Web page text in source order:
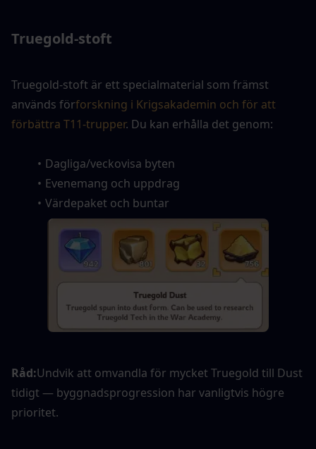
Truegold-stoft
Truegold-stoft är ett specialmaterial som främst
används förforskning i Krigsakademin och för att
förbättra T11-trupper. Du kan erhålla det genom:
Dagliga/veckovisa byten
Evenemang och uppdrag
Värdepaket och buntar
Råd:Undvik att omvandla för mycket Truegold till Dust
tidigt — byggnadsprogression har vanligtvis högre
prioritet.